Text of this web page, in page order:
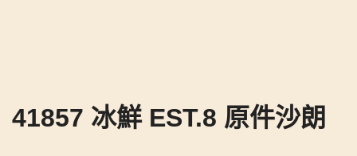
41857 冰鮮 EST.8 原件沙朗